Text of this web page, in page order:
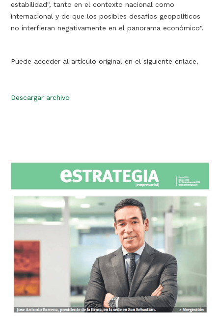
estabilidad", tanto en el contexto nacional como
internacional y de que los posibles desafíos geopolíticos
no interfieran negativamente en el panorama económico".
Puede acceder al artículo original en el siguiente enlace.
Descargar archivo